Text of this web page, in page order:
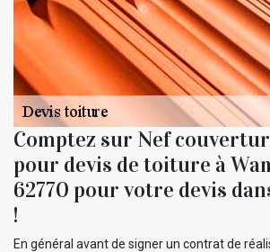
Comptez sur Nef
pour devis de toiture à
62770 pour votre devis
!
En général avant de signer un contrat de